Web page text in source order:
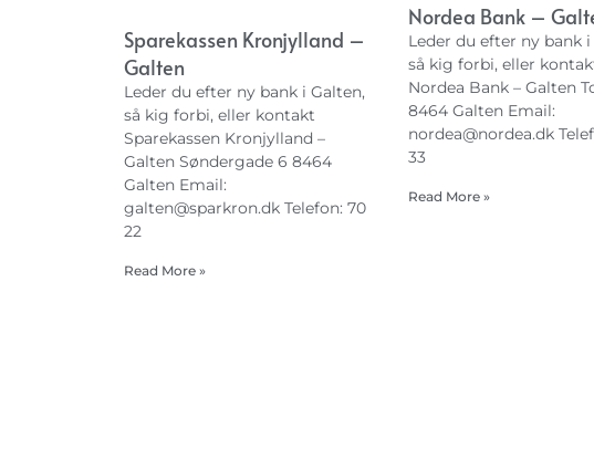
Sparekassen Kronjylland –
Galten
Leder du efter ny bank i Galten,
så kig forbi, eller kontakt
Sparekassen Kronjylland –
Galten Søndergade 6 8464
Galten Email:
galten@sparkron.dk Telefon: 70
22
Read More »
Nordea Bank –
Leder du efter ny bank i
så kig forbi, eller
Nordea Bank – Galten
8464 Galten Email:
nordea@nordea.dk
33
Read More »